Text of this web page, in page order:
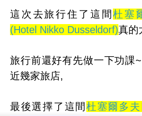
這次去旅行住了這間杜塞
(Hotel Nikko Dusseldorf)真的
旅行前還好有先做一下功課
近幾家旅店,
最後選擇了這間 杜塞爾多